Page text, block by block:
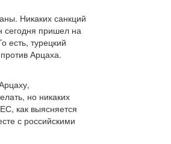
Никаких санкций
сегодня пришел на
есть, турецкий
Арцаха.
но никаких
как выясняется
с российскими